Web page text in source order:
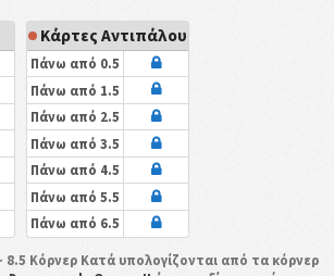
Κάρτες Αντιπάλου
Πάνω από 0.5
Πάνω από 1.5
Πάνω από 2.5
Πάνω από 3.5
Πάνω από 4.5
Πάνω από 5.5
Πάνω από 6.5
8.5 Κόρνερ Κατά υπολογίζονται από τα κόρνερ